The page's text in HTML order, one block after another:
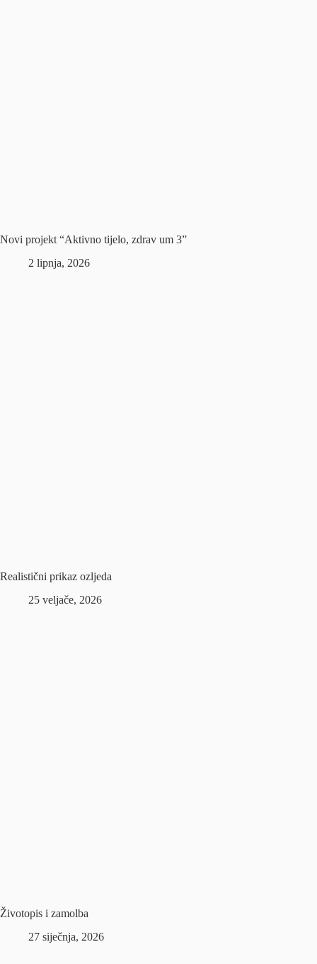
Novi projekt “Aktivno tijelo, zdrav um 3”
2 lipnja, 2026
Realistični prikaz ozljeda
25 veljače, 2026
Životopis i zamolba
27 siječnja, 2026